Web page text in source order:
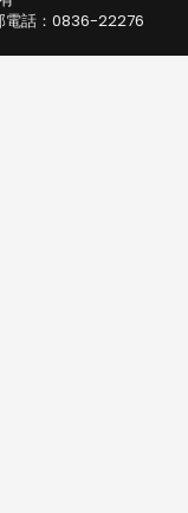
電話：0836-22276